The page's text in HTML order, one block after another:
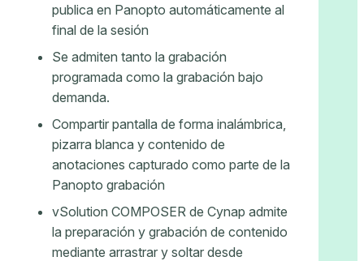
publica en Panopto automáticamente al
final de la sesión
Se admiten tanto la grabación
programada como la grabación bajo
demanda.
Compartir pantalla de forma inalámbrica,
pizarra blanca y contenido de
anotaciones capturado como parte de la
Panopto grabación
vSolution COMPOSER de Cynap admite
la preparación y grabación de contenido
mediante arrastrar y soltar desde